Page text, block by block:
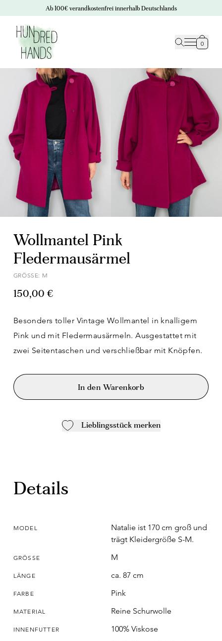
Ab 100€ verandkostenfrei innerhalb Deutschlands
0
Wollmantel Pink
Fledermausärmel
GRÖSSE: M
150,00 €
Besonders toller Vintage Wollmantel in knalligem
Pink und mit Fledermausärmeln. Ausgestattet mit
zwei Seitentaschen und verschließbar mit Knöpfen.
In den Warenkorb
Lieblingsstück merken
Details
MODEL
Natalie ist 170 cm groß und
trägt Kleidergröße S-M.
GRÖSSE M
LÄNGE ca. 87 cm
FARBE Pink
MATERIAL Reine Schurwolle
INNENFUTTER 100% Viskose